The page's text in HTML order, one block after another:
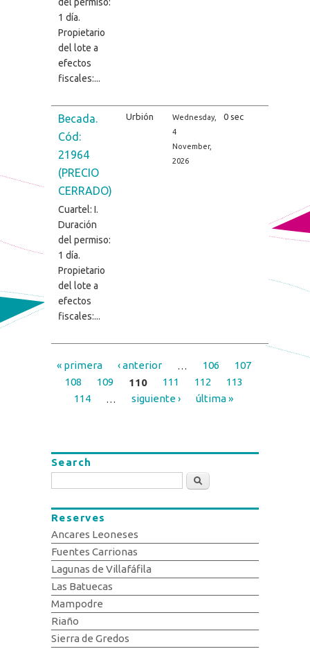
1 día.
Propietario
del lote a
efectos
fiscales:...
Becada.
Cód:
21964
(PRECIO
CERRADO)
Cuartel: I.
Duración
del permiso:
1 día.
Propietario
del lote a
efectos
fiscales:...
Urbión
Wednesday,
4
November,
2026
0 sec
Pages
« primera ‹ anterior … 106
107
108
109 110 111 112
113
114
… siguiente › última »
Search
Search
Reserves
Ancares Leoneses
Fuentes Carrionas
Lagunas de Villafáfila
Las Batuecas
Mampodre
Riaño
Sierra de Gredos